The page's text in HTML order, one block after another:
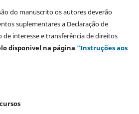
do manuscrito os autores deverão
suplementares a Declaração de
interesse e transferência de direitos
disponivel na página "Instruções aos